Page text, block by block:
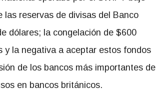
reservas de divisas del Banco
dólares; la congelación de $600
y la negativa a aceptar estos fondos
de los bancos más importantes de
en bancos británicos.